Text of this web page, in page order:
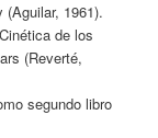
1961).
de los
(Reverté,
segundo libro